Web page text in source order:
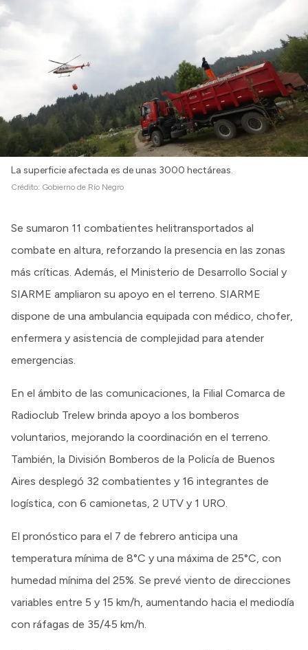
La superficie afectada es de unas 3000 hectáreas.
Crédito: Gobierno de Río Negro
Se sumaron 11 combatientes helitransportados al
combate en altura, reforzando la presencia en las zonas
más críticas. Además, el Ministerio de Desarrollo Social y
SIARME ampliaron su apoyo en el terreno. SIARME
dispone de una ambulancia equipada con médico, chofer,
enfermera y asistencia de complejidad para atender
emergencias.
En el ámbito de las comunicaciones, la Filial Comarca de
Radioclub Trelew brinda apoyo a los bomberos
voluntarios, mejorando la coordinación en el terreno.
También, la División Bomberos de la Policía de Buenos
Aires desplegó 32 combatientes y 16 integrantes de
logística, con 6 camionetas, 2 UTV y 1 URO.
El pronóstico para el 7 de febrero anticipa una
temperatura mínima de 8°C y una máxima de 25°C, con
humedad mínima del 25%. Se prevé viento de direcciones
variables entre 5 y 15 km/h, aumentando hacia el mediodía
con ráfagas de 35/45 km/h.